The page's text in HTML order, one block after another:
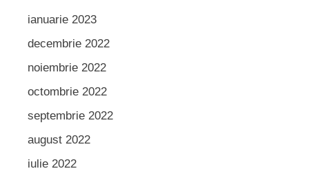
ianuarie 2023
decembrie 2022
noiembrie 2022
octombrie 2022
septembrie 2022
august 2022
iulie 2022